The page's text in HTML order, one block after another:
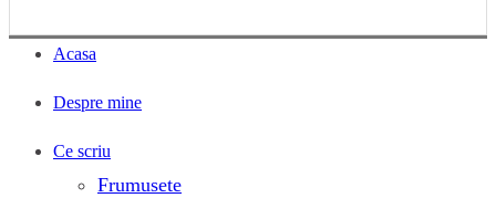
Acasa
Despre mine
Ce scriu
Frumusete